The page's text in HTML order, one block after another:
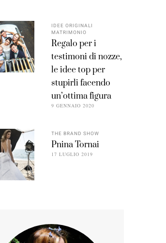
IDEE ORIGINALI
MATRIMONIO
Regalo per i
testimoni di nozze,
le idee top per
stupirli facendo
un’ottima figura
9 GENNAIO 2020
THE BRAND SHOW
Pnina Tornai
17 LUGLIO 2019